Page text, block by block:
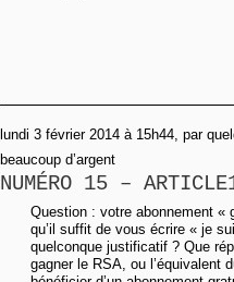
lundi 3 février 2014 à 15h44, par
beaucoup d’argent
NUMÉRO 15 –
Question : votre abonnement «
qu’il suffit de vous écrire « je
quelconque justificatif ? Que
gagner le RSA, ou l’équivalent